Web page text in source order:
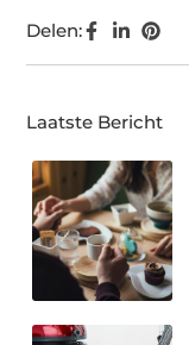
Delen:
Laatste Bericht